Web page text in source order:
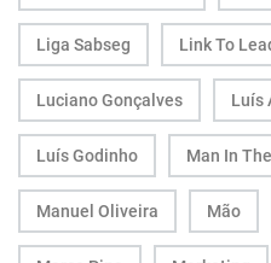
Liga Sabseg Link To
Luciano Gonçalves Luís
Luís Godinho Man In
Manuel Oliveira Mão